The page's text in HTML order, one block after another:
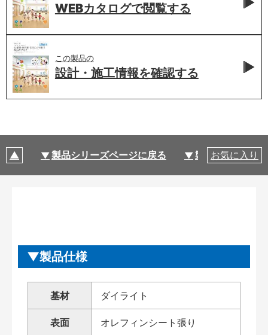
WEBカタログで閲覧する
この製品の
設計・施工情報を確認する
製品シリーズページに戻る 製品仕様
お気に入り
製品仕様
基材 ダイライト
表面 オレフィンシート張り